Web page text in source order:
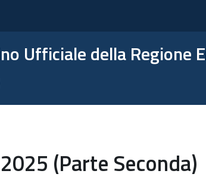
Ufficiale della Regione
(Parte Seconda)